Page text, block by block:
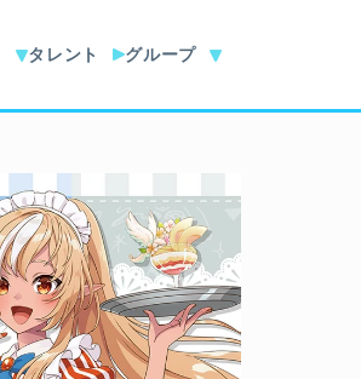
タレント グループ